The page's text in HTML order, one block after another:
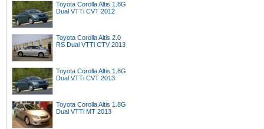
Toyota Corolla Altis 1.8G
Dual VTTi CVT 2012
Toyota Corolla Altis 2.0
RS Dual VTTi CTV 2013
Toyota Corolla Altis 1.8G
Dual VTTi CVT 2013
Toyota Corolla Altis 1.8G
Dual VTTi MT 2013